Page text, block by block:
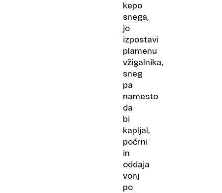
kepo
snega,
jo
izpostavi
plamenu
vžigalnika,
sneg
pa
namesto
da
bi
kapljal,
počrni
in
oddaja
vonj
po